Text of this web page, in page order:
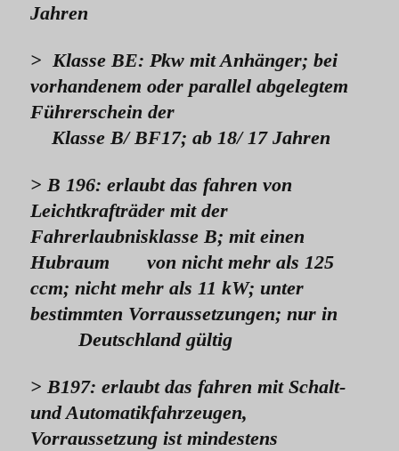
Jahren
> Klasse BE: Pkw mit Anhänger; bei
vorhandenem oder parallel abgelegtem
Führerschein der
Klasse B/ BF17; ab 18/ 17 Jahren
> B 196: erlaubt das fahren von
Leichtkrafträder mit der
Fahrerlaubnisklasse B; mit einen
Hubraum von nicht mehr als 125
ccm; nicht mehr als 11 kW; unter
bestimmten Vorraussetzungen; nur in
Deutschland gültig
> B197: erlaubt das fahren mit Schalt-
und Automatikfahrzeugen,
Vorraussetzung ist mindestens